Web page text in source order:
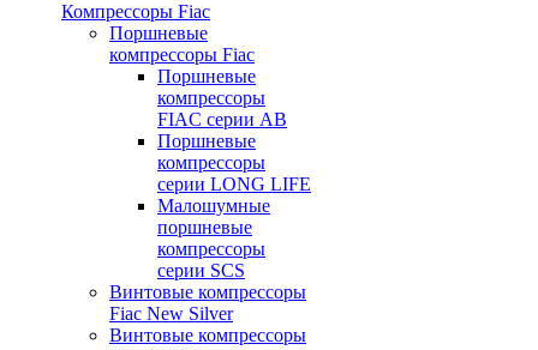
Компрессоры Fiac
Поршневые
компрессоры Fiac
Поршневые
компрессоры
FIAC серии AB
Поршневые
компрессоры
серии LONG LIFE
Малошумные
поршневые
компрессоры
серии SCS
Винтовые компрессоры
Fiac New Silver
Винтовые компрессоры